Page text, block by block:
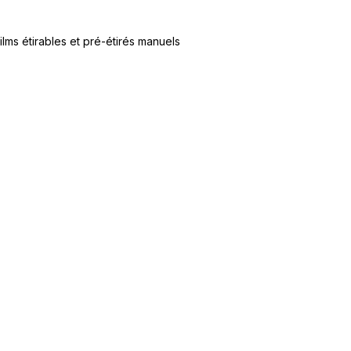
étirables et pré-étirés manuels